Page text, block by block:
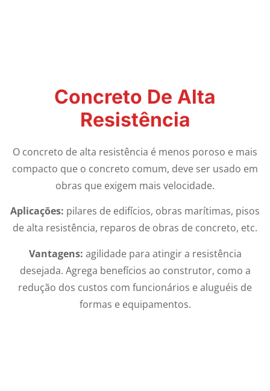
Concreto De Alta
Resistência
O concreto de alta resistência é menos poroso e mais
compacto que o concreto comum, deve ser usado em
obras que exigem mais velocidade.
Aplicações: pilares de edifícios, obras marítimas, pisos
de alta resistência, reparos de obras de concreto, etc.
Vantagens: agilidade para atingir a resistência
desejada. Agrega benefícios ao construtor, como a
redução dos custos com funcionários e aluguéis de
formas e equipamentos.